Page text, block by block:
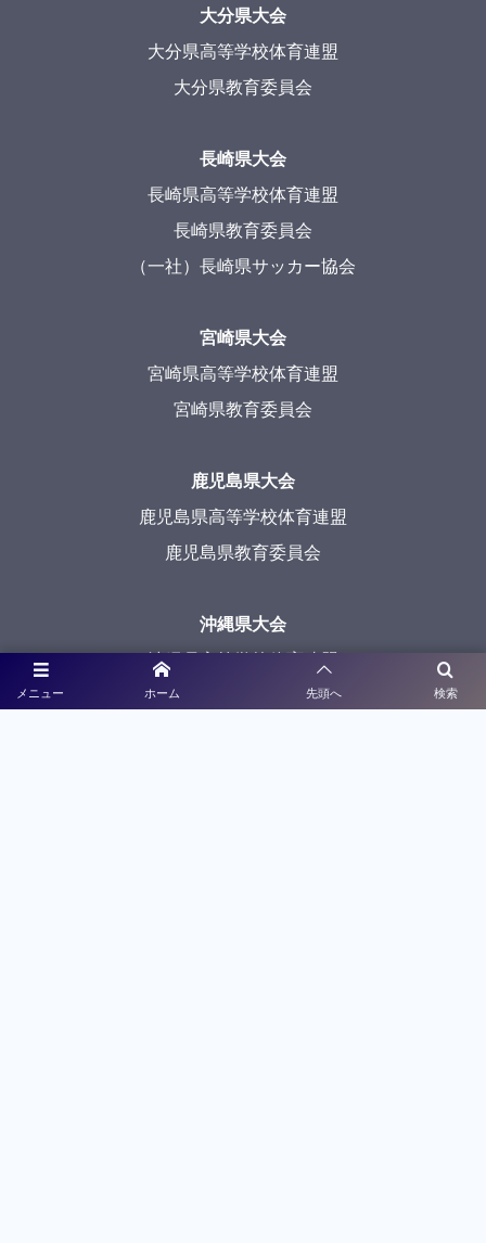
メニュー 検索
ホーム 先頭へ
大分県大会
大分県高等学校体育連盟
大分県教育委員会
長崎県大会
長崎県高等学校体育連盟
長崎県教育委員会
（一社）長崎県サッカー協会
宮崎県大会
宮崎県高等学校体育連盟
宮崎県教育委員会
鹿児島県大会
鹿児島県高等学校体育連盟
鹿児島県教育委員会
沖縄県大会
沖縄県高等学校体育連盟
沖縄県教育委員会